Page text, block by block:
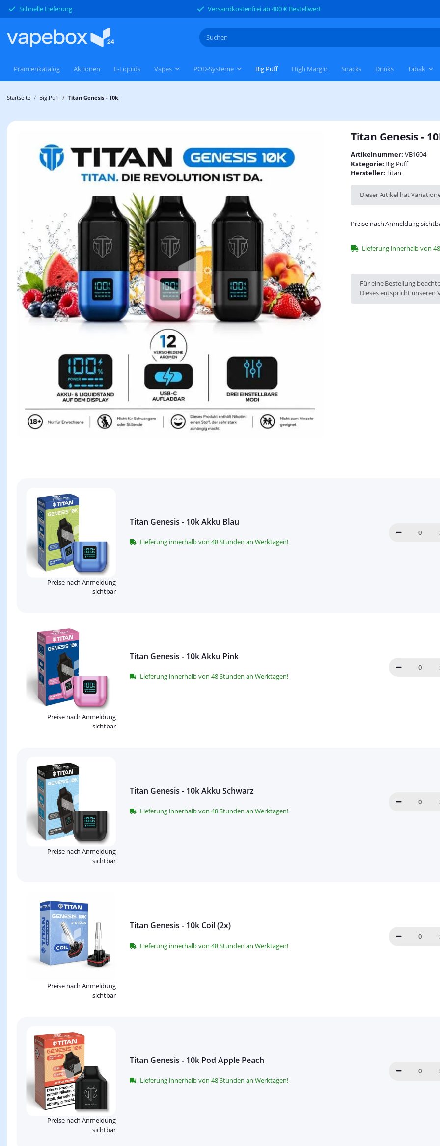
Schnelle Lieferung Versandkostenfrei ab 400 € Bestellwert
Aktionen E-Liquids Vapes POD-Systeme Big Puff High Margin Snacks Drinks Tabak
Prämienkatalog
Startseite Big Puff Titan Genesis - 10k
Titan Genesis -
Artikelnummer: VB1604
Kategorie: Big Puff
Hersteller: Titan
x
Dieser Artikel hat
Preise nach Anmeldung
Lieferung innerhalb von
x
Für eine Bestellung
Dieses entspricht unseren
Titan Genesis - 10k Akku Blau
Lieferung innerhalb von 48 Stunden an Werktagen!
Preise nach Anmeldung
sichtbar
Titan Genesis - 10k Akku Pink
Lieferung innerhalb von 48 Stunden an Werktagen!
Preise nach Anmeldung
sichtbar
Titan Genesis - 10k Akku Schwarz
Lieferung innerhalb von 48 Stunden an Werktagen!
Preise nach Anmeldung
sichtbar
Titan Genesis - 10k Coil (2x)
Lieferung innerhalb von 48 Stunden an Werktagen!
Preise nach Anmeldung
sichtbar
Titan Genesis - 10k Pod Apple Peach
Lieferung innerhalb von 48 Stunden an Werktagen!
Preise nach Anmeldung
sichtbar